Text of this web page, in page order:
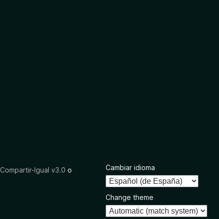
Igual v3.0 o Cambiar idioma
Change theme